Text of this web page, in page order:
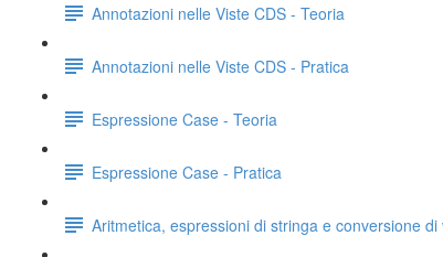
Annotazioni nelle Viste CDS - Teoria
Annotazioni nelle Viste CDS - Pratica
Espressione Case - Teoria
Espressione Case - Pratica
Aritmetica, espressioni di stringa e conversione